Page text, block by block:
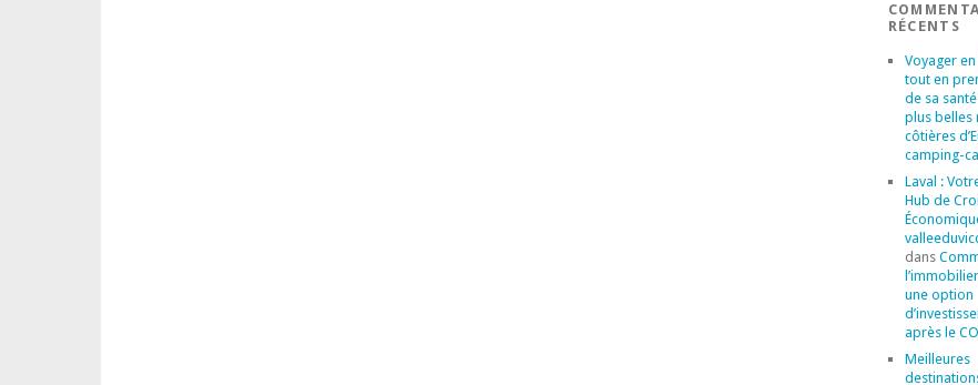
RÉCENTS
Voyager
tout en
de sa santé
plus belles
côtières
camping-
Laval :
Hub de
dans
une option
après le
Meilleures